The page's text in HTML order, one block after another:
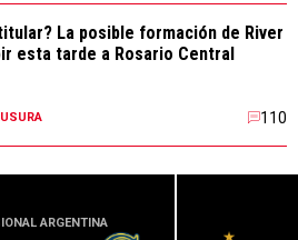
La posible formación de River
esta tarde a Rosario Central
110
ARGENTINA